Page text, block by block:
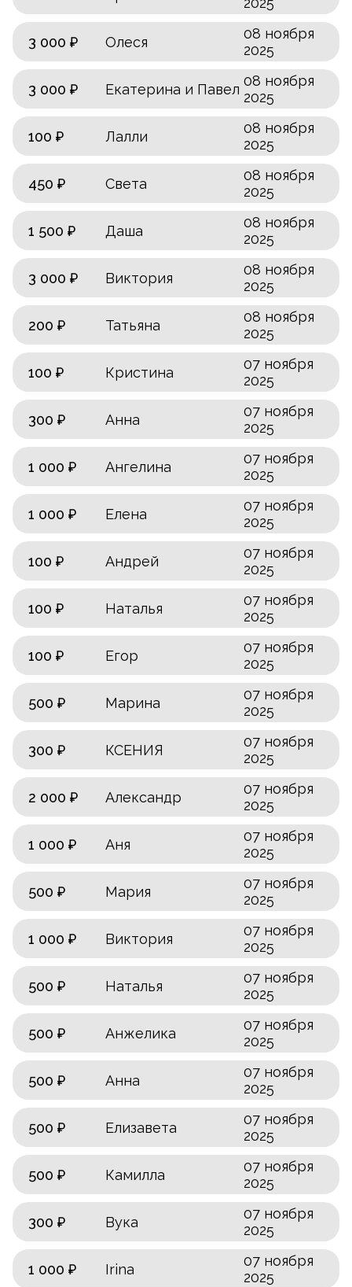
3 000 ₽ Олеся
08 ноября
2025
3 000 ₽ Екатерина и Павел 08 ноября
2025
100 ₽ Лалли
08 ноября
2025
450 ₽ Света
08 ноября
2025
1 500 ₽ Даша
08 ноября
2025
3 000 ₽ Виктория
08 ноября
2025
200 ₽ Татьяна
08 ноября
2025
100 ₽ Кристина
07 ноября
2025
300 ₽ Анна
07 ноября
2025
1 000 ₽ Ангелина
07 ноября
2025
1 000 ₽ Елена
07 ноября
2025
100 ₽ Андрей
07 ноября
2025
100 ₽ Наталья
07 ноября
2025
100 ₽ Егор
07 ноября
2025
500 ₽ Марина
07 ноября
2025
300 ₽ КСЕНИЯ
07 ноября
2025
2 000 ₽ Александр
07 ноября
2025
1 000 ₽ Аня
07 ноября
2025
500 ₽ Мария
07 ноября
2025
1 000 ₽ Виктория
07 ноября
2025
500 ₽ Наталья
07 ноября
2025
500 ₽ Анжелика
07 ноября
2025
500 ₽ Анна
07 ноября
2025
500 ₽ Елизавета
07 ноября
2025
500 ₽ Камилла
07 ноября
2025
300 ₽ Вука
07 ноября
2025
1 000 ₽ Irina
07 ноября
2025